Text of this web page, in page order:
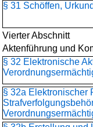
§ 31 Schöffen,
Vierter Abschnitt
Aktenführung und
§ 32 Elektronische
§ 32a Elektronischer